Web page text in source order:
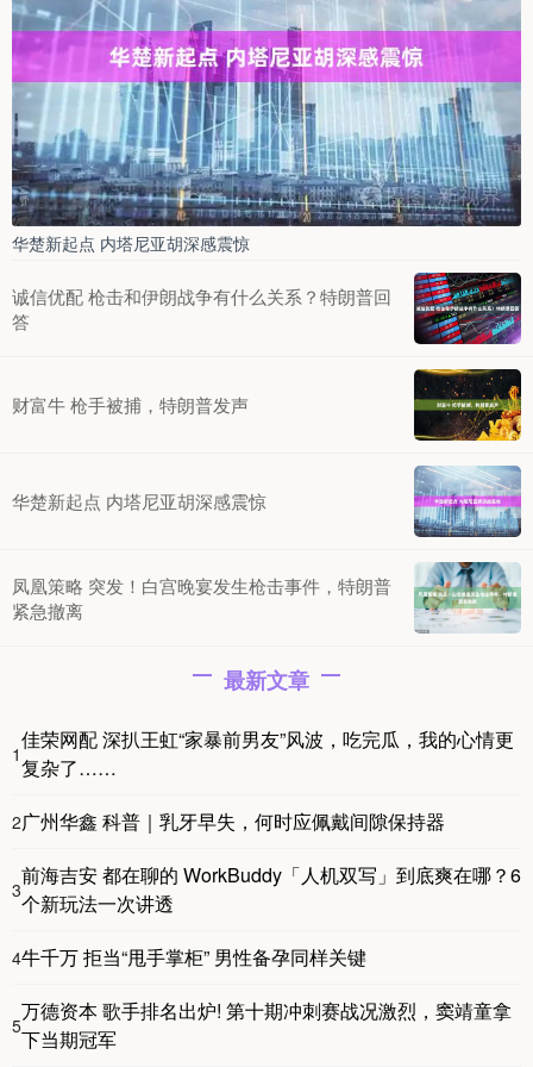
华楚新起点 内塔尼亚胡深感震惊
诚信优配 枪击和伊朗战争有什么关系？特朗普回
答
财富牛 枪手被捕，特朗普发声
华楚新起点 内塔尼亚胡深感震惊
凤凰策略 突发！白宫晚宴发生枪击事件，特朗普
紧急撤离
最新文章
1
佳荣网配 深扒王虹“家暴前男友”风波，吃完瓜，我的心情更
复杂了……
2广州华鑫 科普｜乳牙早失，何时应佩戴间隙保持器
3
前海吉安 都在聊的 WorkBuddy「人机双写」到底爽在哪？6
个新玩法一次讲透
4牛千万 拒当“甩手掌柜” 男性备孕同样关键
5
万德资本 歌手排名出炉! 第十期冲刺赛战况激烈，窦靖童拿
下当期冠军